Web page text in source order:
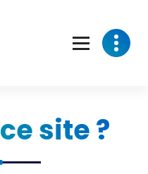
ce site ?